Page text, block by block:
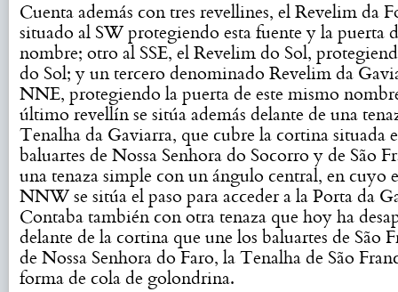
Cuenta además con tres revellines, el Revelim da
situado al SW protegiendo esta fuente y la puerta
nombre; otro al SSE, el Revelim do Sol,
do Sol; y un tercero denominado Revelim da
NNE, protegiendo la puerta de este mismo
último revellín se sitúa además delante de una
Tenalha da Gaviarra, que cubre la cortina situada
baluartes de Nossa Senhora do Socorro y de São
una tenaza simple con un ángulo central, en cuyo
NNW se sitúa el paso para acceder a la Porta da
Contaba también con otra tenaza que hoy ha
delante de la cortina que une los baluartes de São
de Nossa Senhora do Faro, la Tenalha de São
forma de cola de golondrina.